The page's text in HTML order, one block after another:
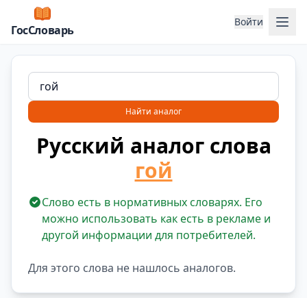
ГосСловарь
Войти
Найти аналог
Русский аналог слова
гой
Слово есть в нормативных словарях. Его
можно использовать как есть в рекламе и
другой информации для потребителей.
Для этого слова не нашлось аналогов.